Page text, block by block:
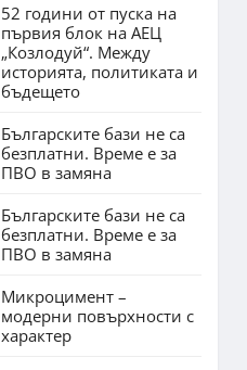
52 години от пуска на
първия блок на АЕЦ
„Козлодуй“. Между
историята, политиката и
бъдещето
Българските бази не са
безплатни. Време е за
ПВО в замяна
Българските бази не са
безплатни. Време е за
ПВО в замяна
Микроцимент –
модерни повърхности с
характер